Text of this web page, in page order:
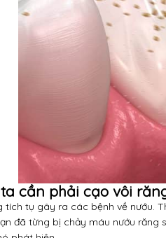
cần phải cạo vôi
tích tụ gây ra các bệnh về nướu.
đã từng bị chảy máu nướu răng